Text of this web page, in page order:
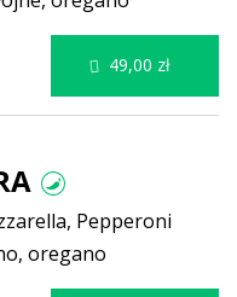
Pepperoni
oregano